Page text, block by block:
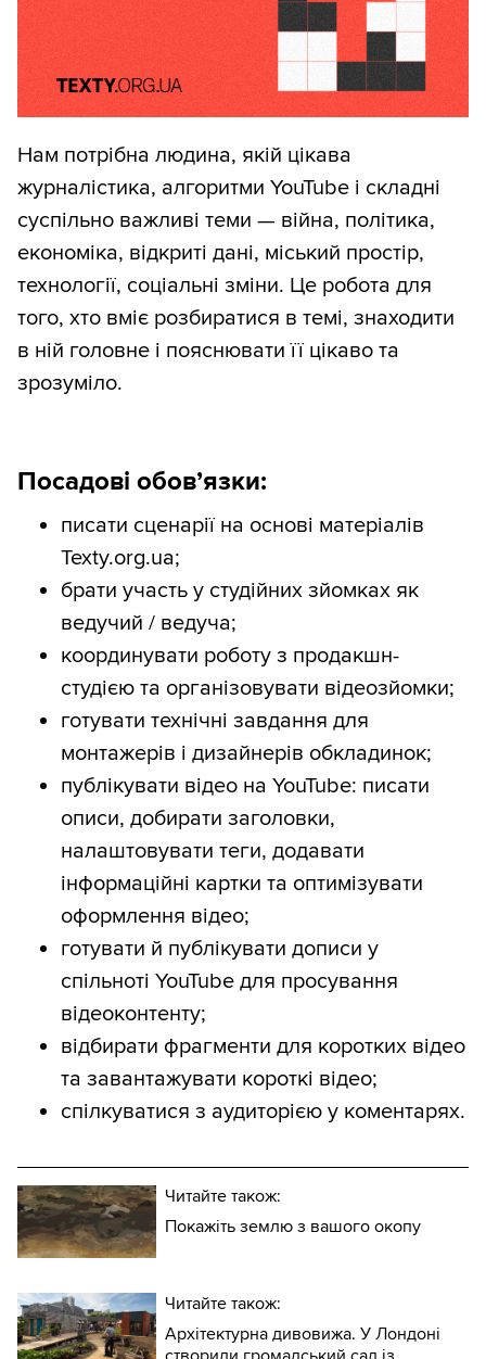
Нам потрібна людина, якій цікава
журналістика, алгоритми YouTube і складні
суспільно важливі теми — війна, політика,
економіка, відкриті дані, міський простір,
технології, соціальні зміни. Це робота для
того, хто вміє розбиратися в темі, знаходити
в ній головне і пояснювати її цікаво та
зрозуміло.
Посадові обов’язки:
писати сценарії на основі матеріалів
Texty.org.ua;
брати участь у студійних зйомках як
ведучий / ведуча;
координувати роботу з продакшн-
студією та організовувати відеозйомки;
готувати технічні завдання для
монтажерів і дизайнерів обкладинок;
публікувати відео на YouTube: писати
описи, добирати заголовки,
налаштовувати теги, додавати
інформаційні картки та оптимізувати
оформлення відео;
готувати й публікувати дописи у
спільноті YouTube для просування
відеоконтенту;
відбирати фрагменти для коротких відео
та завантажувати короткі відео;
спілкуватися з аудиторією у коментарях.
Читайте також:
Покажіть землю з вашого окопу
Читайте також:
Архітектурна дивовижа. У Лондоні